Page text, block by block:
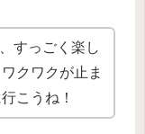
すっごく楽し
クワクが止ま
こうね！